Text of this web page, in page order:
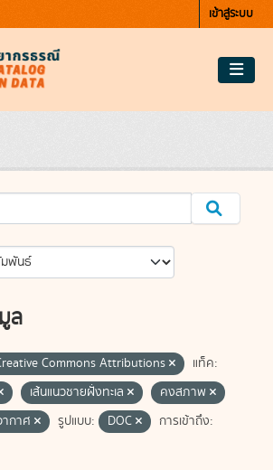
เข้าสู่ระบบ
ล
Commons Attributions
แท็ค:
เส้นแนวชายฝั่งทะเล
คงสภาพ
กาศ
รูปแบบ: DOC
การเข้าถึง: